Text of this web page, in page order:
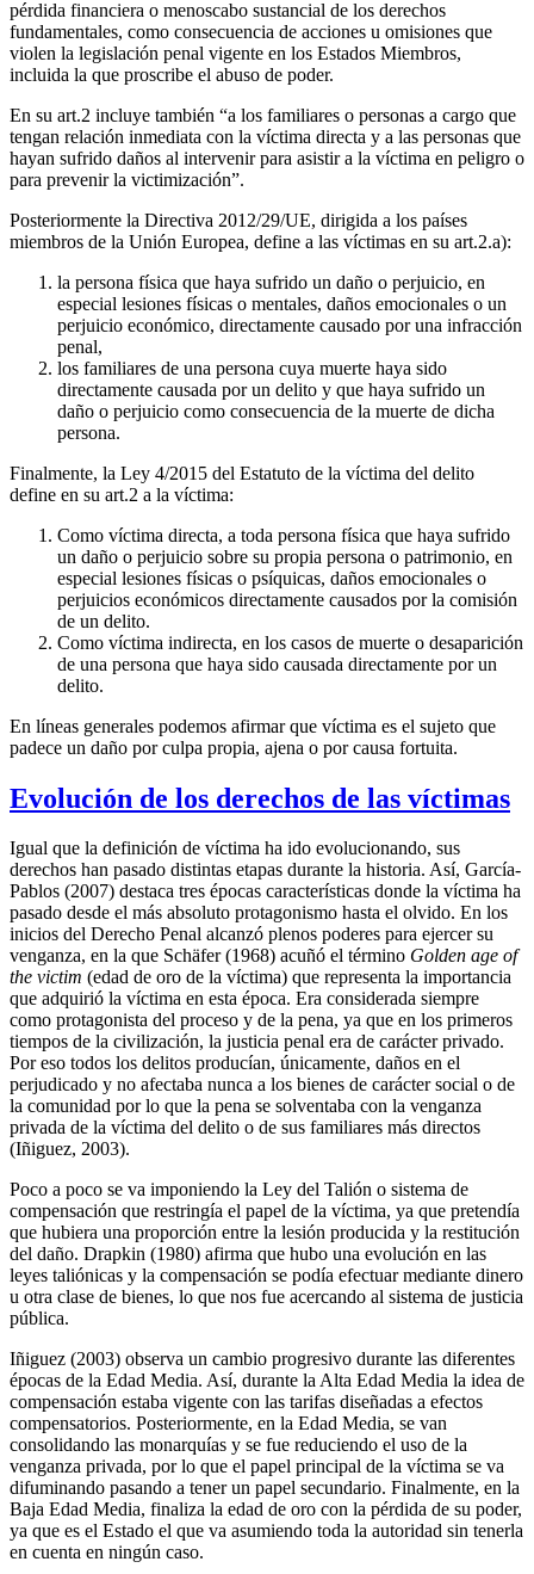
pérdida financiera o menoscabo sustancial de los derechos
fundamentales, como consecuencia de acciones u omisiones que
violen la legislación penal vigente en los Estados Miembros,
incluida la que proscribe el abuso de poder.
En su art.2 incluye también “a los familiares o personas a cargo que
tengan relación inmediata con la víctima directa y a las personas que
hayan sufrido daños al intervenir para asistir a la víctima en peligro o
para prevenir la victimización”.
Posteriormente la Directiva 2012/29/UE, dirigida a los países
miembros de la Unión Europea, define a las víctimas en su art.2.a):
la persona física que haya sufrido un daño o perjuicio, en
especial lesiones físicas o mentales, daños emocionales o un
perjuicio económico, directamente causado por una infracción
penal,
los familiares de una persona cuya muerte haya sido
directamente causada por un delito y que haya sufrido un
daño o perjuicio como consecuencia de la muerte de dicha
persona.
Finalmente, la Ley 4/2015 del Estatuto de la víctima del delito
define en su art.2 a la víctima:
Como víctima directa, a toda persona física que haya sufrido
un daño o perjuicio sobre su propia persona o patrimonio, en
especial lesiones físicas o psíquicas, daños emocionales o
perjuicios económicos directamente causados por la comisión
de un delito.
Como víctima indirecta, en los casos de muerte o desaparición
de una persona que haya sido causada directamente por un
delito.
En líneas generales podemos afirmar que víctima es el sujeto que
padece un daño por culpa propia, ajena o por causa fortuita.
Evolución de los derechos de las víctimas
Igual que la definición de víctima ha ido evolucionando, sus
derechos han pasado distintas etapas durante la historia. Así, García-
Pablos (2007) destaca tres épocas características donde la víctima ha
pasado desde el más absoluto protagonismo hasta el olvido. En los
inicios del Derecho Penal alcanzó plenos poderes para ejercer su
venganza, en la que Schäfer (1968) acuñó el término Golden age of
the victim (edad de oro de la víctima) que representa la importancia
que adquirió la víctima en esta época. Era considerada siempre
como protagonista del proceso y de la pena, ya que en los primeros
tiempos de la civilización, la justicia penal era de carácter privado.
Por eso todos los delitos producían, únicamente, daños en el
perjudicado y no afectaba nunca a los bienes de carácter social o de
la comunidad por lo que la pena se solventaba con la venganza
privada de la víctima del delito o de sus familiares más directos
(Iñiguez, 2003).
Poco a poco se va imponiendo la Ley del Talión o sistema de
compensación que restringía el papel de la víctima, ya que pretendía
que hubiera una proporción entre la lesión producida y la restitución
del daño. Drapkin (1980) afirma que hubo una evolución en las
leyes taliónicas y la compensación se podía efectuar mediante dinero
u otra clase de bienes, lo que nos fue acercando al sistema de justicia
pública.
Iñiguez (2003) observa un cambio progresivo durante las diferentes
épocas de la Edad Media. Así, durante la Alta Edad Media la idea de
compensación estaba vigente con las tarifas diseñadas a efectos
compensatorios. Posteriormente, en la Edad Media, se van
consolidando las monarquías y se fue reduciendo el uso de la
venganza privada, por lo que el papel principal de la víctima se va
difuminando pasando a tener un papel secundario. Finalmente, en la
Baja Edad Media, finaliza la edad de oro con la pérdida de su poder,
ya que es el Estado el que va asumiendo toda la autoridad sin tenerla
en cuenta en ningún caso.